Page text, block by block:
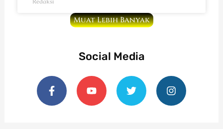
Muat Lebih Banyak
Social Media
F
a
c
e
Y
o
u
t
T
w
i
t
I
n
s
t